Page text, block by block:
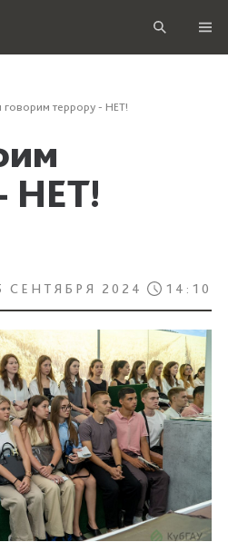
террору - НЕТ!
НЕТ!
СЕНТЯБРЯ 2024 14:10